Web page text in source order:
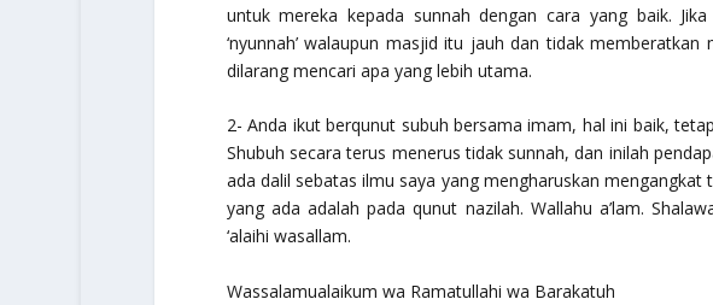
untuk mereka kepada sunnah dengan cara yang baik.
‘nyunnah’ walaupun masjid itu jauh dan tidak
dilarang mencari apa yang lebih utama.
2- Anda ikut berqunut subuh bersama imam, hal ini baik,
Shubuh secara terus menerus tidak sunnah, dan inilah
ada dalil sebatas ilmu saya yang mengharuskan
yang ada adalah pada qunut nazilah. Wallahu a’lam.
‘alaihi wasallam.
Wassalamualaikum wa Ramatullahi wa Barakatuh